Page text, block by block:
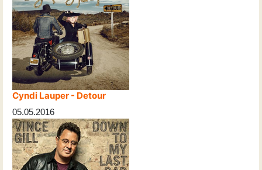
Cyndi Lauper - Detour
05.05.2016